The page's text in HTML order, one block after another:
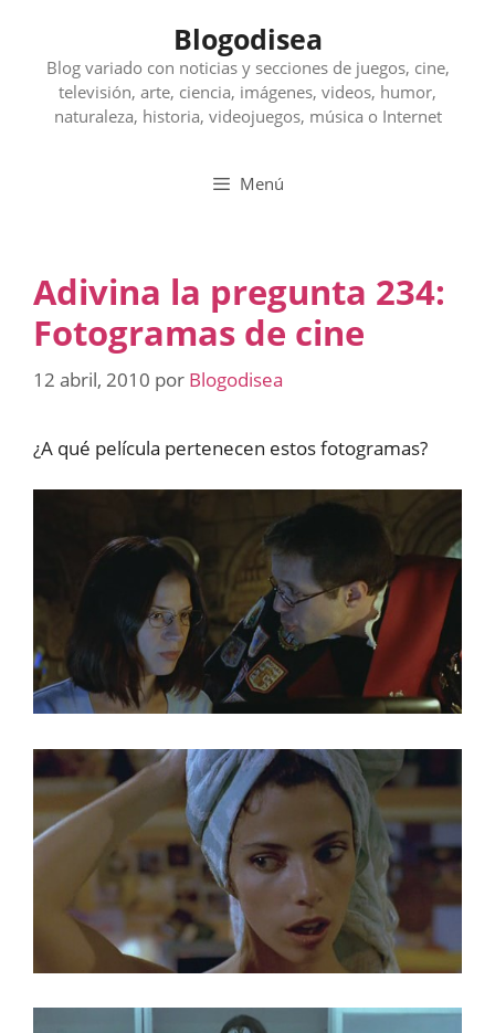
contenido
Blogodisea
Blog variado con noticias y secciones de juegos, cine,
televisión, arte, ciencia, imágenes, videos, humor,
naturaleza, historia, videojuegos, música o Internet
Menú
Adivina la pregunta 234:
Fotogramas de cine
12 abril, 2010 por Blogodisea
¿A qué película pertenecen estos fotogramas?